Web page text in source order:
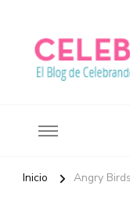
Inicio Angry Birds